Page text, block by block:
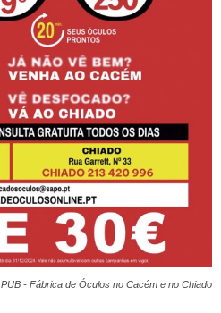
PUB - Fábrica de Óculos no Cacém e no Chiado